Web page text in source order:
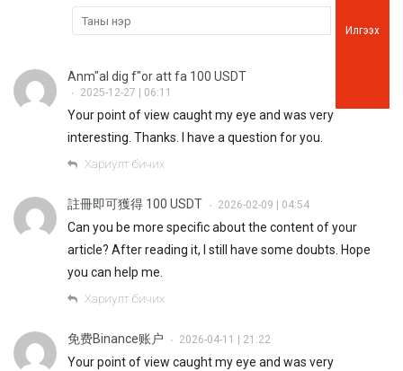
Илгээх
Anm"al dig f"or att fa 100 USDT
• 2025-12-27 | 06:11
Your point of view caught my eye and was very
interesting. Thanks. I have a question for you.
Хариулт бичих
註冊即可獲得 100 USDT • 2026-02-09 | 04:54
Can you be more specific about the content of your
article? After reading it, I still have some doubts. Hope
you can help me.
Хариулт бичих
免费Binance账户 • 2026-04-11 | 21:22
Your point of view caught my eye and was very